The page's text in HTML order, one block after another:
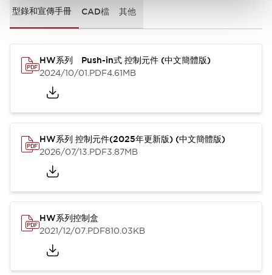
型錄和宣傳手冊 CAD檔 其他
HW系列 Push-in式 控制元件 (中文簡體版)
2024/10/01.PDF4.61MB
HW系列 控制元件(2025年更新版) (中文簡體版)
2026/07/13.PDF3.87MB
HW系列控制盒
2021/12/07.PDF810.03KB